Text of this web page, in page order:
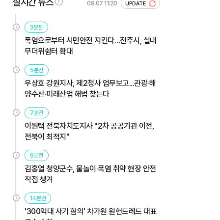
08.07 11:20 UPDATE
3분전
폭염으로부터 시민안전 지킨다…전주시, 실내
무더위쉼터 확대
5분전
우상호 강원지사, 제2청사 업무보고...관광·해
양수산·미래산업 해법 찾는다
7분전
이원택 전북자치도지사 "2차 공공기관 이전,
전북이 최적지"
9분전
김홍열 청양군수, 물놀이·폭염 취약 현장 안전
직접 챙겨
14분전
'300억대 사기 혐의' 차가원 원헌드레드 대표